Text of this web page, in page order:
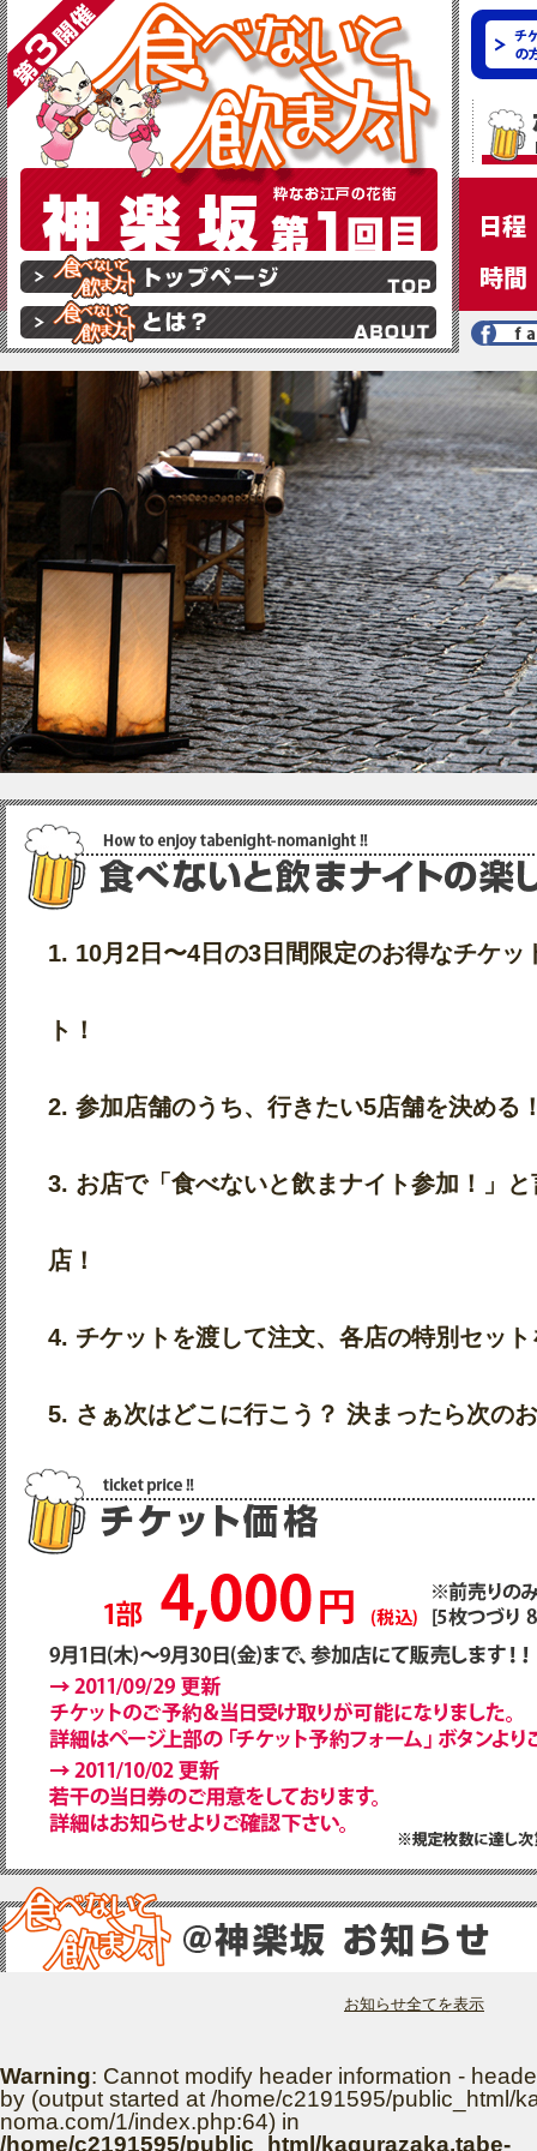
1. 10月2日〜4日の3日間限定のお得なチケッ
ト！
2. 参加店舗のうち、行きたい5店舗を決める
3. お店で「食べないと飲まナイト参加！」
店！
4. チケットを渡して注文、各店の特別セッ
5. さぁ次はどこに行こう？ 決まったら次の
お知らせ全てを表示
Warning: Cannot modify header information -
by (output started at /home/c2191595/public_html/
noma.com/1/index.php:64) in
/home/c2191595/public_html/kagurazaka.tabe-